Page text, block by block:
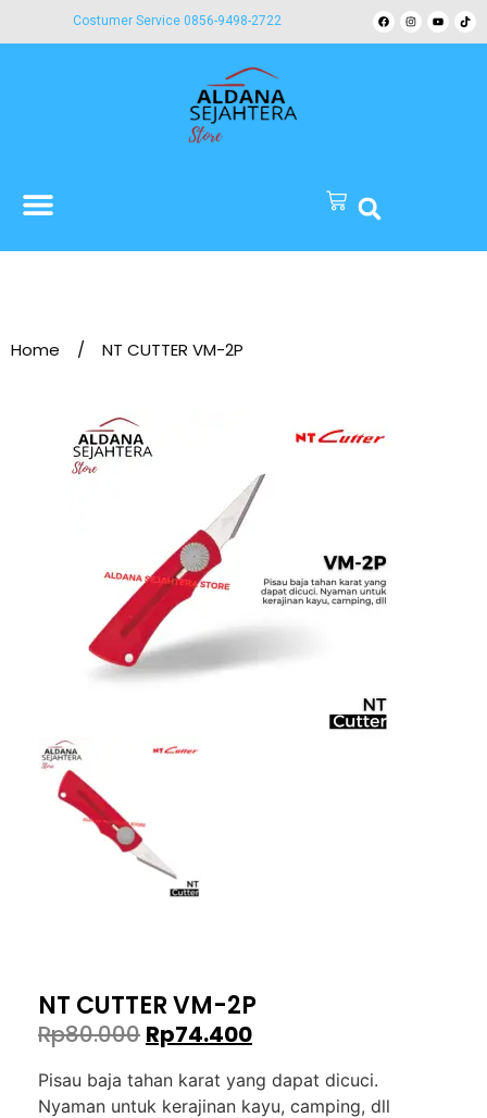
Costumer Service 0856-9498-2722
Home / NT CUTTER VM-2P
NT CUTTER VM-2P
Rp80.000 Rp74.400
Pisau baja tahan karat yang dapat dicuci.
Nyaman untuk kerajinan kayu, camping, dll